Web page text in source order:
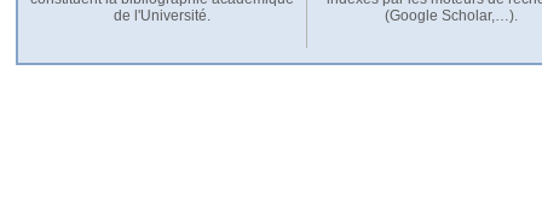
de l'Université.
(Google Scholar,…).